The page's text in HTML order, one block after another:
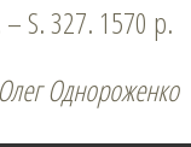
S. 327. 1570 р.
Олег Однороженко